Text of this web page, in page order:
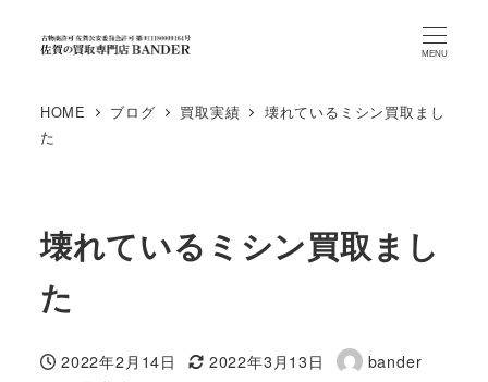
MENU
HOME ブログ 買取実績
壊れているミシン買取まし
た
壊れているミシン買取まし
た
投稿日
2022年2月14日
更新日
2022年3月13日
著
bander